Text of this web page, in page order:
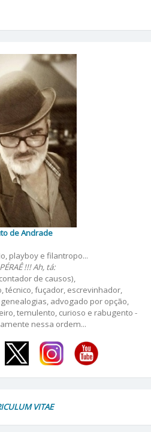
de Andrade
playboy e filantropo...
!!! Ah, tá:
de causos),
técnico, fuçador, escrevinhador,
advogado por opção,
temulento, curioso e rabugento -
nessa ordem...
VITAE